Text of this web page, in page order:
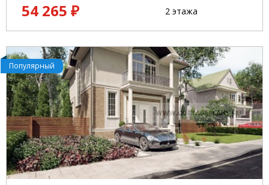
54 265 ₽
2 этажа
Популярный